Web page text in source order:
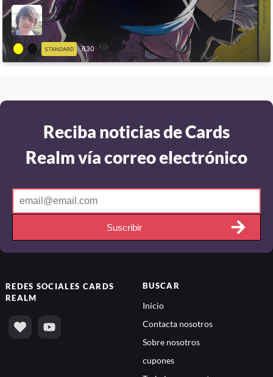
STANDARD 630
Reciba noticias de Cards
Realm vía correo electrónico
Suscribir
REDES SOCIALES CARDS
REALM
BUSCAR
Inicio
Contacta nosotros
Sobre nosotros
cupones